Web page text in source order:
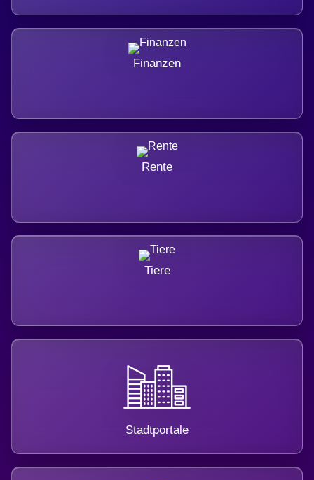
Finanzen
Rente
Tiere
Stadtportale